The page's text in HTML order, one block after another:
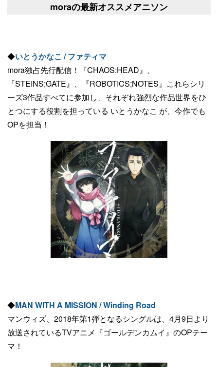
moraの最新オススメアニソン
◆いとうかなこ / ファティマ
mora独占先行配信！『CHAOS;HEAD』、
『STEINS;GATE』、『ROBOTICS;NOTES』これらシリ
ーズ3作品すべてに参加し、それぞれ強烈な作品世界をひ
とつにする役割を担っている いとうかなこ が、今作でも
OPを担当！
◆MAN WITH A MISSION / Winding Road
マンウィズ、2018年第1弾となるシングルは、4月9日より
放送されているTVアニメ『ゴールデンカムイ』のOPテー
マ！